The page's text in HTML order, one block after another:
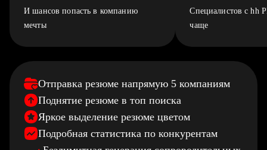
И шансов попасть в компанию
мечты
Специалистов с hh
чаще
Отправка резюме напрямую 5 компаниям
Поднятие резюме в топ поиска
Яркое выделение резюме цветом
Подробная статистика по конкурентам